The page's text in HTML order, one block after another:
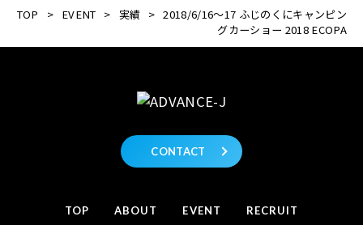
TOP > EVENT > 実績 > 2018/6/16～17 ふじのくにキャンピン
グカーショー 2018 ECOPA
CONTACT
TOP ABOUT EVENT RECRUIT